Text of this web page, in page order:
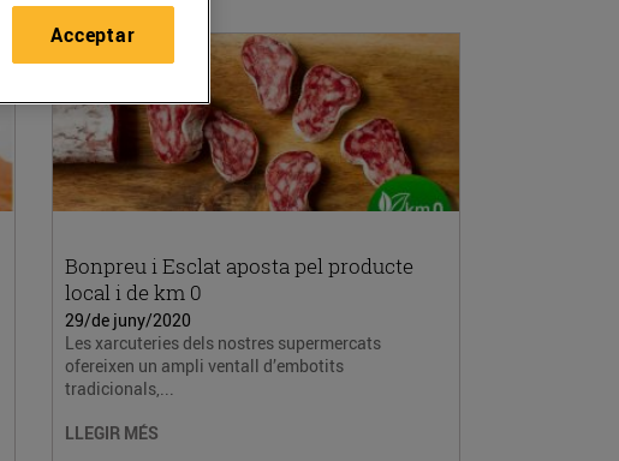
Bonpreu i Esclat aposta pel producte
local i de km 0
29/de juny/2020
Les xarcuteries dels nostres supermercats
ofereixen un ampli ventall d’embotits
tradicionals,...
LLEGIR MÉS
Acceptar